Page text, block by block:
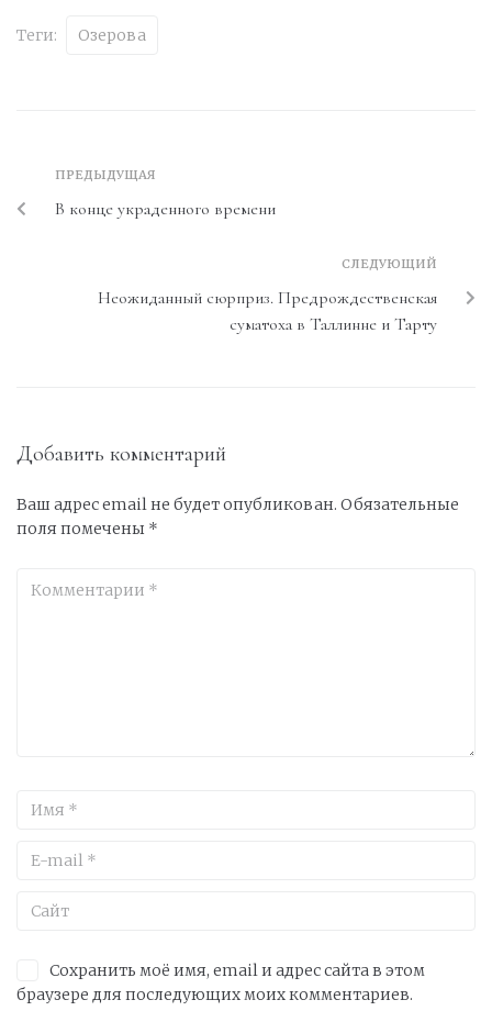
Теги: Озерова
ПРЕДЫДУЩАЯ
В конце украденного времени
СЛЕДУЮЩИЙ
Неожиданный сюрприз. Предрождественская
суматоха в Таллинне и Тарту
Добавить комментарий
Ваш адрес email не будет опубликован. Обязательные
поля помечены *
Сохранить моё имя, email и адрес сайта в этом
браузере для последующих моих комментариев.